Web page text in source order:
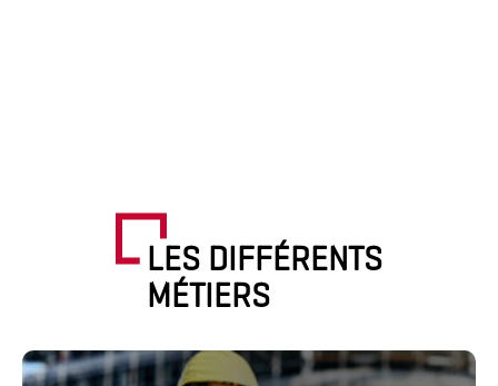
LES DIFFÉRENTS
MÉTIERS